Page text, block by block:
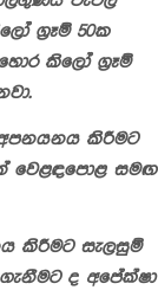
ග්‍රෑම් 50ක
කිලෝ ග්‍රෑම්
කිරීමට
වෙළඳපොළ සමඟ
කිරීමට සැලසුම්
ද අපේක්ෂා